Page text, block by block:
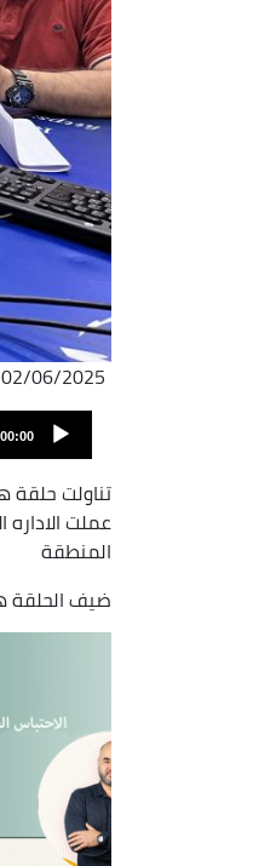
02/06/2025 - 06:30
ملف
الصوت
Audio
Player
00:00
تناولت حلقة
عملت
المنطقة
ضيف الحلقة